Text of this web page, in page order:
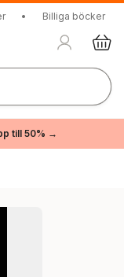
• Billiga böcker
till 50% →